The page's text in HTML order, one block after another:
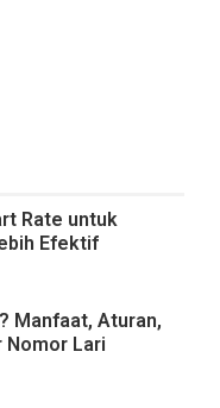
Rate untuk
Efektif
Manfaat, Aturan,
Nomor Lari